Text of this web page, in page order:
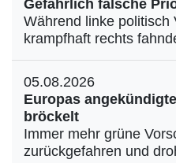
Gefährlich falsche
Während linke politisch
krampfhaft rechts
05.08.2026
Europas
bröckelt
Immer mehr grüne
zurückgefahren und